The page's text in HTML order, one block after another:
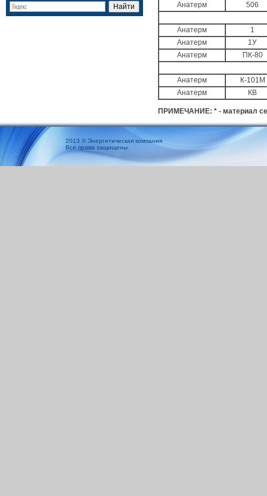
Анатерм
506
Анатерм
1
Анатерм
1У
Анатерм
ПК-80
Анатерм
К-101М
Анатерм
КВ
ПРИМЕЧАНИЕ: * - материал
2013 © Энергетическая компания
Все права защищены.